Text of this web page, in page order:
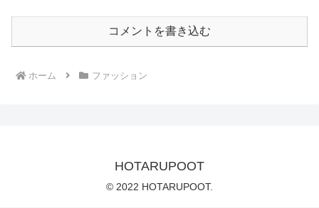
コメントを書き込む
ホーム ファッション
HOTARUPOOT
© 2022 HOTARUPOOT.